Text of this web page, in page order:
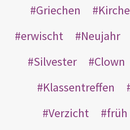
Griechen
Kirche
erwischt
Neujahr
Silvester
Clown
Klassentreffen
Verzicht
früh